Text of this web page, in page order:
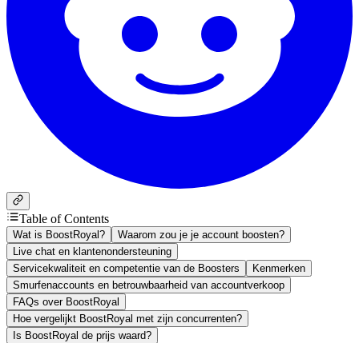
Table of Contents
Wat is BoostRoyal?
Waarom zou je je account boosten?
Live chat en klantenondersteuning
Servicekwaliteit en competentie van de Boosters
Kenmerken
Smurfenaccounts en betrouwbaarheid van accountverkoop
FAQs over BoostRoyal
Hoe vergelijkt BoostRoyal met zijn concurrenten?
Is BoostRoyal de prijs waard?